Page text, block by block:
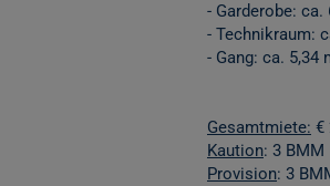
- Garderobe: ca.
- Technikraum:
- Gang: ca. 5,34
Gesamtmiete: €
Kaution: 3 BMM
Provision: 3